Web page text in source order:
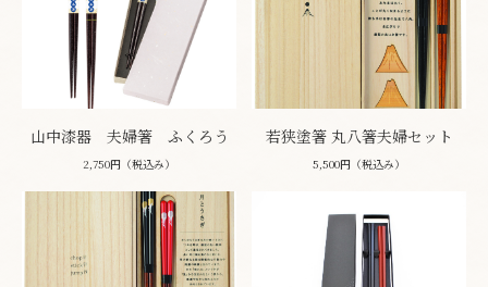
山中漆器 夫婦箸 ふくろう
2,750円（税込み）
若狭塗箸 丸八箸夫婦セット
5,500円（税込み）